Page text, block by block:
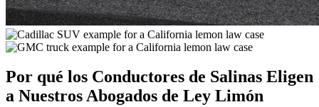
Por qué los Conductores de Salinas Eligen
a NuestrosAbogados de Ley Limón